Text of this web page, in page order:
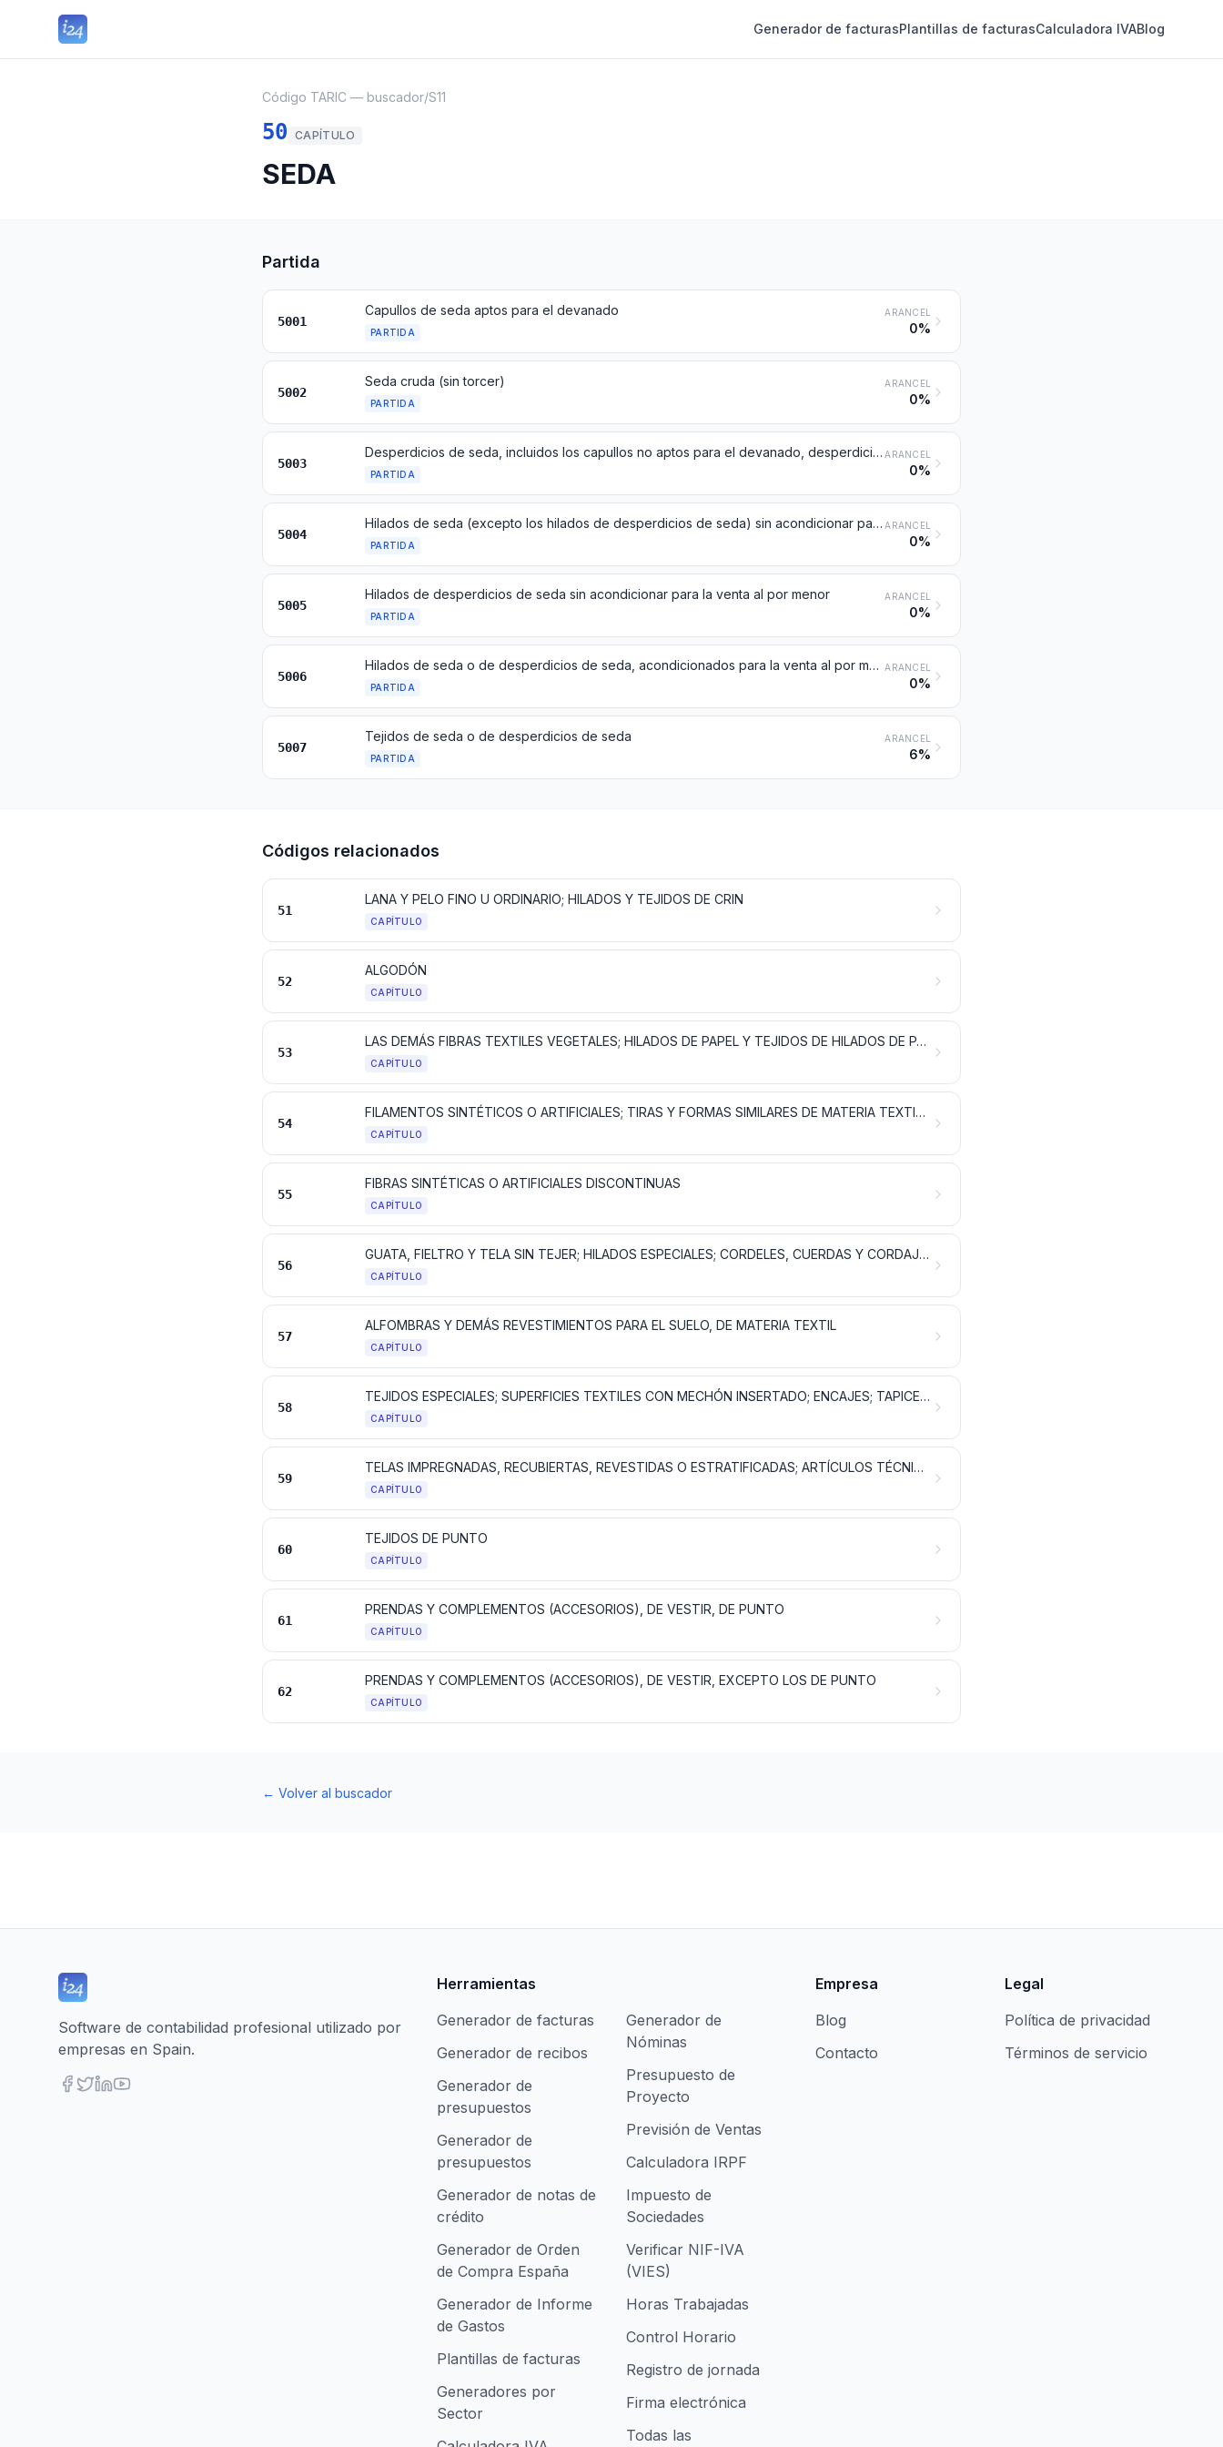
Generador de facturasPlantillas de facturasCalculadora IVABlog
Código TARIC — buscador/S11
50 CAPÍTULO
SEDA
Partida
5001
Capullos de seda aptos para el devanado
PARTIDA
ARANCEL
0%
5002
Seda cruda (sin torcer)
PARTIDA
ARANCEL
0%
5003
Desperdicios de seda, incluidos los capullos no aptos para el devanado, desperdicios de hilados e hilachas
PARTIDA
ARANCEL
0%
5004
Hilados de seda (excepto los hilados de desperdicios de seda) sin acondicionar para la venta al por menor
PARTIDA
ARANCEL
0%
5005
Hilados de desperdicios de seda sin acondicionar para la venta al por menor
PARTIDA
ARANCEL
0%
5006
Hilados de seda o de desperdicios de seda, acondicionados para la venta al por menor; «pelo de Mesina» («crin de Florencia»)
PARTIDA
ARANCEL
0%
5007
Tejidos de seda o de desperdicios de seda
PARTIDA
ARANCEL
6%
Códigos relacionados
51
LANA Y PELO FINO U ORDINARIO; HILADOS Y TEJIDOS DE CRIN
CAPÍTULO
52
ALGODÓN
CAPÍTULO
53
LAS DEMÁS FIBRAS TEXTILES VEGETALES; HILADOS DE PAPEL Y TEJIDOS DE HILADOS DE PAPEL
CAPÍTULO
54
FILAMENTOS SINTÉTICOS O ARTIFICIALES; TIRAS Y FORMAS SIMILARES DE MATERIA TEXTIL SINTÉTICA O ARTIFICIAL
CAPÍTULO
55
FIBRAS SINTÉTICAS O ARTIFICIALES DISCONTINUAS
CAPÍTULO
56
GUATA, FIELTRO Y TELA SIN TEJER; HILADOS ESPECIALES; CORDELES, CUERDAS Y CORDAJES; ARTÍCULOS DE CORDELERÍA
CAPÍTULO
57
ALFOMBRAS Y DEMÁS REVESTIMIENTOS PARA EL SUELO, DE MATERIA TEXTIL
CAPÍTULO
58
TEJIDOS ESPECIALES; SUPERFICIES TEXTILES CON MECHÓN INSERTADO; ENCAJES; TAPICERÍA; PASAMANERÍA; BORDADOS
CAPÍTULO
59
TELAS IMPREGNADAS, RECUBIERTAS, REVESTIDAS O ESTRATIFICADAS; ARTÍCULOS TÉCNICOS DE MATERIA TEXTIL
CAPÍTULO
60
TEJIDOS DE PUNTO
CAPÍTULO
61
PRENDAS Y COMPLEMENTOS (ACCESORIOS), DE VESTIR, DE PUNTO
CAPÍTULO
62
PRENDAS Y COMPLEMENTOS (ACCESORIOS), DE VESTIR, EXCEPTO LOS DE PUNTO
CAPÍTULO
← Volver al buscador
Software de contabilidad profesional utilizado por
empresas en Spain.
Herramientas
Generador de facturas
Generador de recibos
Generador de
presupuestos
Generador de
presupuestos
Generador de notas de
crédito
Generador de Orden
de Compra España
Generador de Informe
de Gastos
Plantillas de facturas
Generadores por
Sector
Generador de
Nóminas
Presupuesto de
Proyecto
Previsión de Ventas
Calculadora IRPF
Impuesto de
Sociedades
Verificar NIF-IVA
(VIES)
Horas Trabajadas
Control Horario
Registro de jornada
Firma electrónica
Todas las
Empresa
Blog
Contacto
Legal
Política de privacidad
Términos de servicio